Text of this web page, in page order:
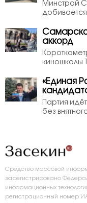
Минстрой
аккорд
киношколы
«Единая
Партия
без
Средство массовой
зарегистрировано
информационных
регистрационный номер